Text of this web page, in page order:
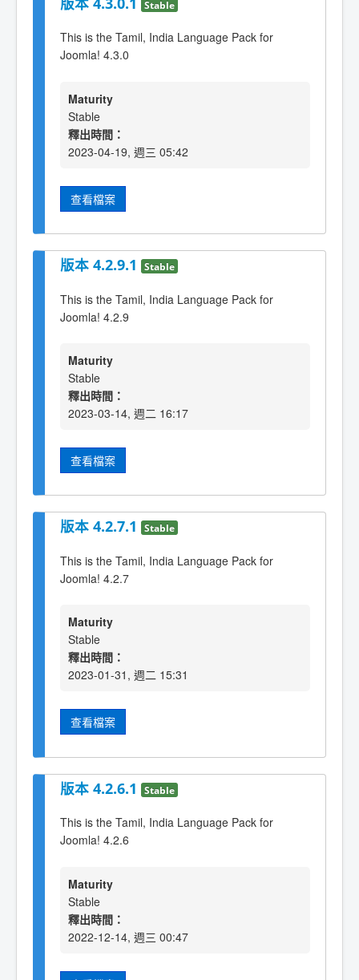
Stable
This is the Tamil, India Language Pack for
Joomla! 4.3.0
Maturity
Stable
釋出時間：
2023-04-19, 週三 05:42
查看檔案
版本 4.2.9.1 Stable
This is the Tamil, India Language Pack for
Joomla! 4.2.9
Maturity
Stable
釋出時間：
2023-03-14, 週二 16:17
查看檔案
版本 4.2.7.1 Stable
This is the Tamil, India Language Pack for
Joomla! 4.2.7
Maturity
Stable
釋出時間：
2023-01-31, 週二 15:31
查看檔案
版本 4.2.6.1 Stable
This is the Tamil, India Language Pack for
Joomla! 4.2.6
Maturity
Stable
釋出時間：
2022-12-14, 週三 00:47